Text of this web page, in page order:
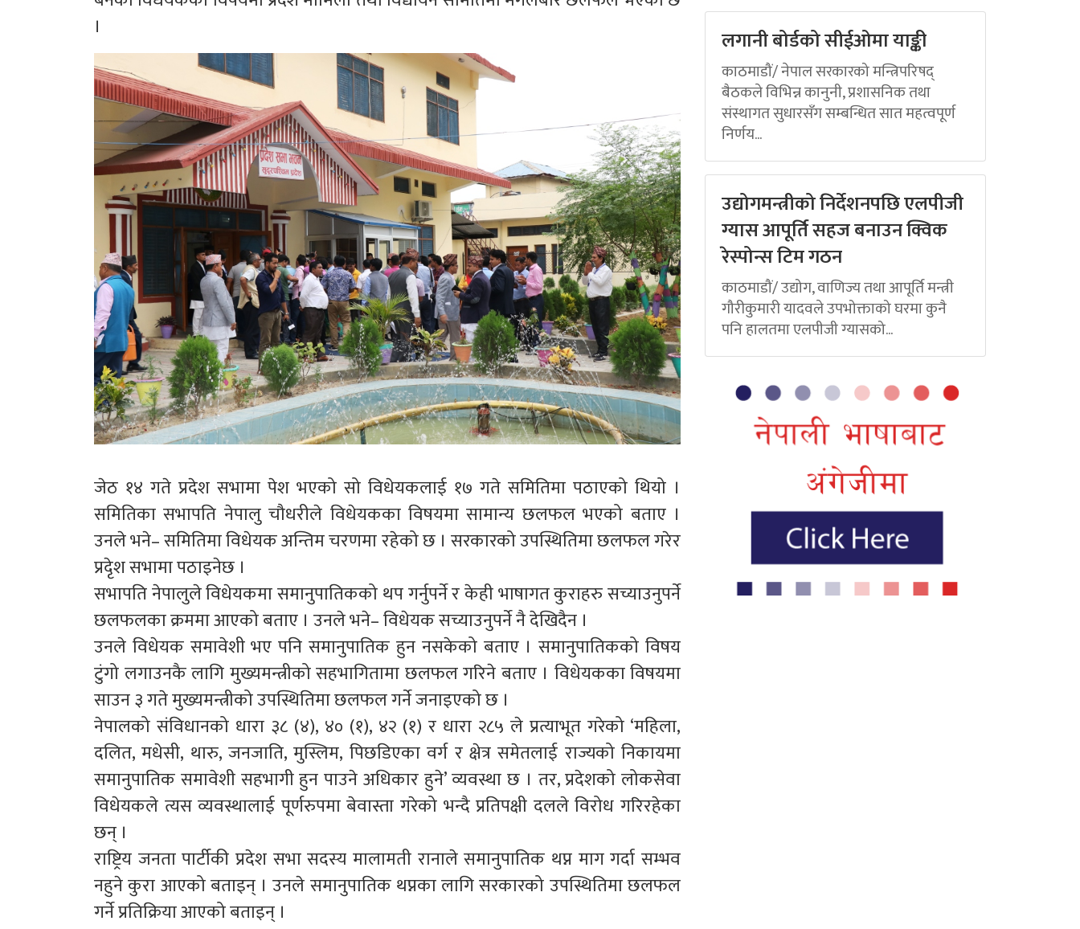
।
जेठ १४ गते प्रदेश सभामा पेश भएको सो विधेयकलाई १७ गते समितिमा पठाएको थियो ।
समितिका सभापति नेपालु चौधरीले विधेयकका विषयमा सामान्य छलफल भएको बताए ।
उनले भने– समितिमा विधेयक अन्तिम चरणमा रहेको छ । सरकारको उपस्थितिमा छलफल गरेर
प्रदेृश सभामा पठाइनेछ ।
सभापति नेपालुले विधेयकमा समानुपातिकको थप गर्नुपर्ने र केही भाषागत कुराहरु सच्याउनुपर्ने
छलफलका क्रममा आएको बताए । उनले भने– विधेयक सच्याउनुपर्ने नै देखिदैन ।
उनले विधेयक समावेशी भए पनि समानुपातिक हुन नसकेको बताए । समानुपातिकको विषय
टुंगो लगाउनकै लागि मुख्यमन्त्रीको सहभागितामा छलफल गरिने बताए । विधेयकका विषयमा
साउन ३ गते मुख्यमन्त्रीको उपस्थितिमा छलफल गर्ने जनाइएको छ ।
नेपालको संविधानको धारा ३८ (४), ४० (१), ४२ (१) र धारा २८५ ले प्रत्याभूत गरेको ‘महिला,
दलित, मधेसी, थारु, जनजाति, मुस्लिम, पिछडिएका वर्ग र क्षेत्र समेतलाई राज्यको निकायमा
समानुपातिक समावेशी सहभागी हुन पाउने अधिकार हुने’ व्यवस्था छ । तर, प्रदेशको लोकसेवा
विधेयकले त्यस व्यवस्थालाई पूर्णरुपमा बेवास्ता गरेको भन्दै प्रतिपक्षी दलले विरोध गरिरहेका
छन् ।
राष्ट्रिय जनता पार्टीकी प्रदेश सभा सदस्य मालामती रानाले समानुपातिक थप्न माग गर्दा सम्भव
नहुने कुरा आएको बताइन् । उनले समानुपातिक थप्नका लागि सरकारको उपस्थितिमा छलफल
गर्ने प्रतिक्रिया आएको बताइन् ।
लगानी बोर्डको सीईओमा याङ्की
काठमाडौं/ नेपाल सरकारको मन्त्रिपरिषद्
बैठकले विभिन्न कानुनी, प्रशासनिक तथा
संस्थागत सुधारसँग सम्बन्धित सात महत्वपूर्ण
निर्णय...
उद्योगमन्त्रीको निर्देशनपछि एलपीजी
ग्यास आपूर्ति सहज बनाउन क्विक
रेस्पोन्स टिम गठन
काठमाडौं/ उद्योग, वाणिज्य तथा आपूर्ति मन्त्री
गौरीकुमारी यादवले उपभोक्ताको घरमा कुनै
पनि हालतमा एलपीजी ग्यासको...